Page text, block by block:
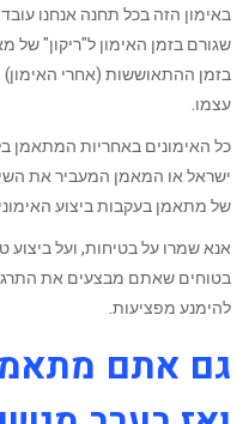
באימון הזה בכל תחנה אנחנו
שגורם בזמן האימון ל"ריקון" של
בזמן ההתאוששות (אחרי האימון)
עצמו.
כל האימונים באחריות המתאמן
ישראל או המאמן המעביר את
של מתאמן בעקבות ביצוע
אנא שמרו על בטיחות, ועל ביצוע
בטוחים שאתם מבצעים את
להימנע מפציעות.
גם אתם